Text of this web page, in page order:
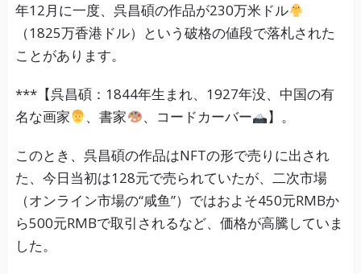
年12月に一度、呉昌碩の作品が230万米ドル
（1825万香港ドル）という破格の値段で落札された
ことがあります。
***【呉昌碩：1844年生まれ、1927年没、中国の有
名な画家
、書家 、コードカーバー 】。
このとき、呉昌碩の作品はNFTの形で売りに出され
た、今日当初は128元で売られていたが、二次市場
（オンライン市場の“咸鱼”）ではおよそ450元RMBか
ら500元RMBで取引されるなど、価格が高騰していま
した。